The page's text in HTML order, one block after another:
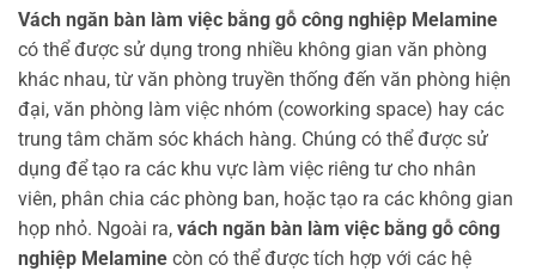
Vách ngăn bàn làm việc bằng gỗ công nghiệp Melamine
có thể được sử dụng trong nhiều không gian văn phòng
khác nhau, từ văn phòng truyền thống đến văn phòng hiện
đại, văn phòng làm việc nhóm (coworking space) hay các
trung tâm chăm sóc khách hàng. Chúng có thể được sử
dụng để tạo ra các khu vực làm việc riêng tư cho nhân
viên, phân chia các phòng ban, hoặc tạo ra các không gian
họp nhỏ. Ngoài ra, vách ngăn bàn làm việc bằng gỗ công
nghiệp Melamine còn có thể được tích hợp với các hệ